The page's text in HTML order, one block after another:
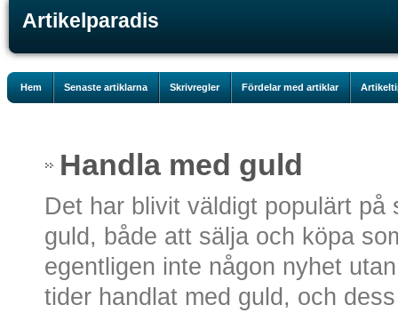
Artikelparadis
Hem Senaste artiklarna Skrivregler Fördelar med artiklar
Handla med guld
Det har blivit väldigt populärt
guld, både att sälja och köpa
egentligen inte någon nyhet
tider handlat med guld, och